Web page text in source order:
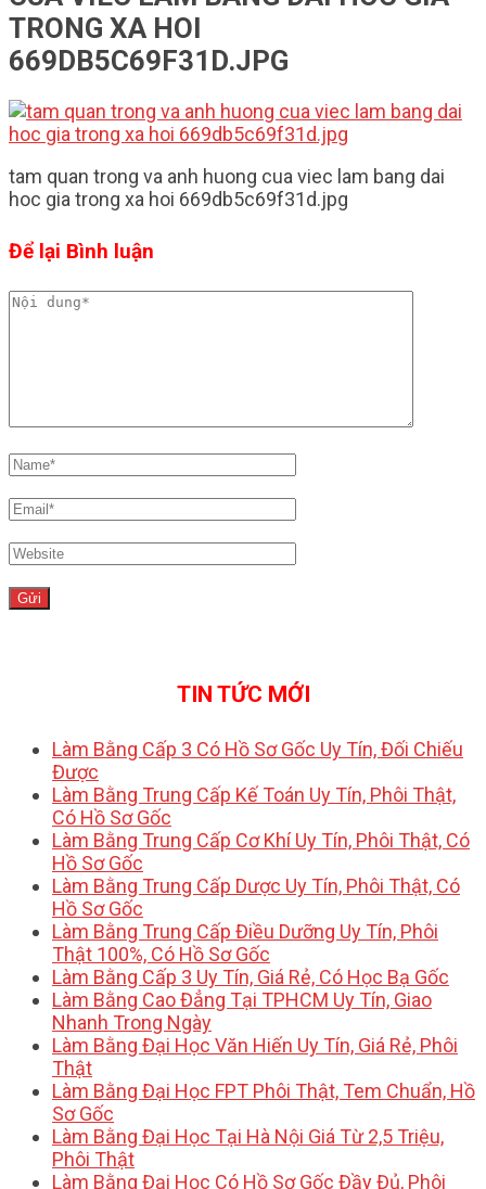
TRONG XA HOI
669DB5C69F31D.JPG
tam quan trong va anh huong cua viec lam bang dai
hoc gia trong xa hoi 669db5c69f31d.jpg
Để lại Bình luận
TIN TỨC MỚI
Làm Bằng Cấp 3 Có Hồ Sơ Gốc Uy Tín, Đối Chiếu
Được
Làm Bằng Trung Cấp Kế Toán Uy Tín, Phôi Thật,
Có Hồ Sơ Gốc
Làm Bằng Trung Cấp Cơ Khí Uy Tín, Phôi Thật, Có
Hồ Sơ Gốc
Làm Bằng Trung Cấp Dược Uy Tín, Phôi Thật, Có
Hồ Sơ Gốc
Làm Bằng Trung Cấp Điều Dưỡng Uy Tín, Phôi
Thật 100%, Có Hồ Sơ Gốc
Làm Bằng Cấp 3 Uy Tín, Giá Rẻ, Có Học Bạ Gốc
Làm Bằng Cao Đẳng Tại TPHCM Uy Tín, Giao
Nhanh Trong Ngày
Làm Bằng Đại Học Văn Hiến Uy Tín, Giá Rẻ, Phôi
Thật
Làm Bằng Đại Học FPT Phôi Thật, Tem Chuẩn, Hồ
Sơ Gốc
Làm Bằng Đại Học Tại Hà Nội Giá Từ 2,5 Triệu,
Phôi Thật
Làm Bằng Đại Học Có Hồ Sơ Gốc Đầy Đủ, Phôi